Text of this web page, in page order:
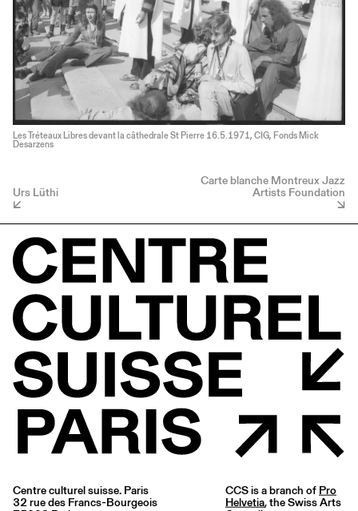
Les Tréteaux Libres devant la câthedrale St Pierre 16.5.1971, CIG, Fonds Mick
Desarzens
Urs Lüthi
Carte blanche Montreux Jazz
Artists Foundation
Centre culturel suisse. Paris
32 rue des Francs-Bourgeois
CCS is a branch of Pro
Helvetia, the Swiss Arts